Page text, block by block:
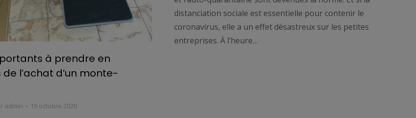
distanciation sociale est essentielle pour contenir le
coronavirus, elle a un effet désastreux sur les petites
entreprises. À l’heure…
à prendre en
l’achat d’un monte-
admin 19 octobre 2020